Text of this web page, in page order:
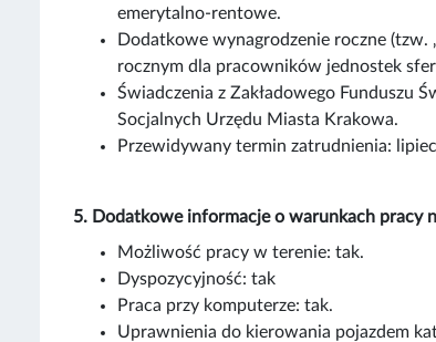
emerytalno-rentowe.
Dodatkowe wynagrodzenie roczne (tzw.
rocznym dla pracowników jednostek
Świadczenia z Zakładowego Funduszu
Socjalnych Urzędu Miasta Krakowa.
Przewidywany termin zatrudnienia:
5. Dodatkowe informacje o warunkach pracy
Możliwość pracy w terenie: tak.
Dyspozycyjność: tak
Praca przy komputerze: tak.
Uprawnienia do kierowania pojazdem